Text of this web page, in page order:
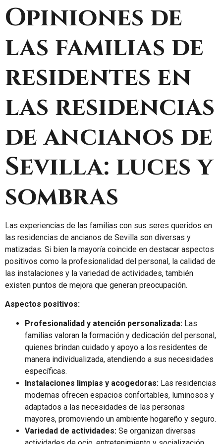
Opiniones de
las familias de
residentes en
las residencias
de ancianos de
Sevilla: luces y
sombras
Las experiencias de las familias con sus seres queridos en
las residencias de ancianos de Sevilla son diversas y
matizadas. Si bien la mayoría coincide en destacar aspectos
positivos como la profesionalidad del personal, la calidad de
las instalaciones y la variedad de actividades, también
existen puntos de mejora que generan preocupación.
Aspectos positivos:
Profesionalidad y atención personalizada: Las
familias valoran la formación y dedicación del personal,
quienes brindan cuidado y apoyo a los residentes de
manera individualizada, atendiendo a sus necesidades
específicas.
Instalaciones limpias y acogedoras: Las residencias
modernas ofrecen espacios confortables, luminosos y
adaptados a las necesidades de las personas
mayores, promoviendo un ambiente hogareño y seguro.
Variedad de actividades: Se organizan diversas